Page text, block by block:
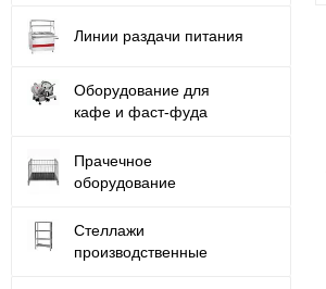
Линии раздачи питания
Оборудование для
кафе и фаст-фуда
Прачечное
оборудование
Стеллажи
производственные